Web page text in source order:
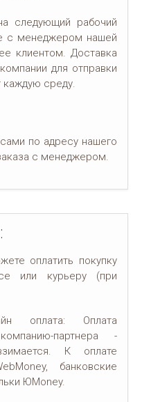
следующий рабочий
с менеджером нашей
клиентом. Доставка
для отправки
каждую среду.
по адресу нашего
с менеджером.
оплатить покупку
или курьеру (при
оплата: Оплата
партнера -
К оплате
банковские
ЮMoney.